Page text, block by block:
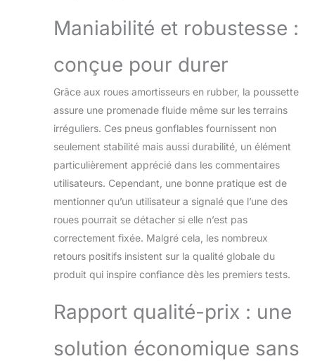
Maniabilité et robustesse :
conçue pour durer
Grâce aux roues amortisseurs en rubber, la poussette
assure une promenade fluide même sur les terrains
irréguliers. Ces pneus gonflables fournissent non
seulement stabilité mais aussi durabilité, un élément
particulièrement apprécié dans les commentaires
utilisateurs. Cependant, une bonne pratique est de
mentionner qu’un utilisateur a signalé que l’une des
roues pourrait se détacher si elle n’est pas
correctement fixée. Malgré cela, les nombreux
retours positifs insistent sur la qualité globale du
produit qui inspire confiance dès les premiers tests.
Rapport qualité-prix : une
solution économique sans